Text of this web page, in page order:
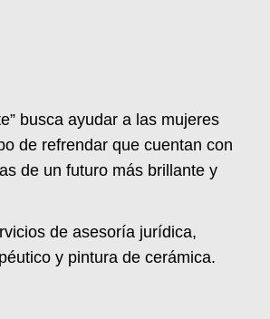
busca ayudar a las mujeres
de refrendar que cuentan con
de un futuro más brillante y
de asesoría jurídica,
y pintura de cerámica.